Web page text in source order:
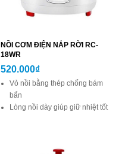
NỒI CƠM ĐIỆN NẮP RỜI RC-
18WR
520.000₫
Vỏ nồi bằng thép chống bám
bẩn
Lòng nồi dày giúp giữ nhiệt tốt